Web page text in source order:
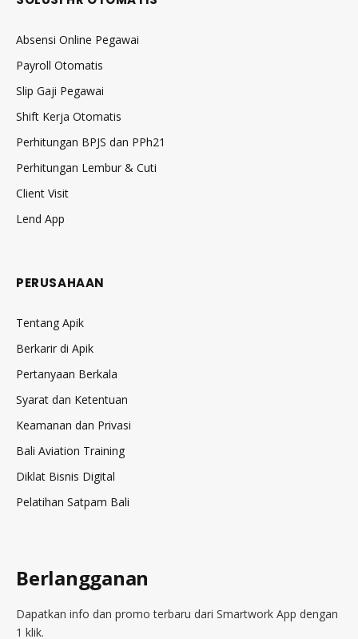
Absensi Online Pegawai
Payroll Otomatis
Slip Gaji Pegawai
Shift Kerja Otomatis
Perhitungan BPJS dan PPh21
Perhitungan Lembur & Cuti
Client Visit
Lend App
PERUSAHAAN
Tentang Apik
Berkarir di Apik
Pertanyaan Berkala
Syarat dan Ketentuan
Keamanan dan Privasi
Bali Aviation Training
Diklat Bisnis Digital
Pelatihan Satpam Bali
Berlangganan
Dapatkan info dan promo terbaru dari Smartwork App dengan
1 klik.